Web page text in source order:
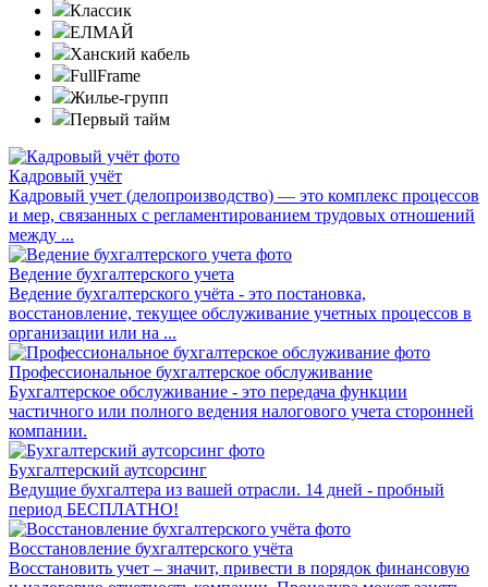
Классик
ЕЛМАЙ
Ханский кабель
FullFrame
Жилье-групп
Первый тайм
Кадровый учёт
Кадровый учет (делопроизводство) — это комплекс процессов
и мер, связанных с регламентированием трудовых отношений
между ...
Ведение бухгалтерского учета
Ведение бухгалтерского учёта - это постановка,
восстановление, текущее обслуживание учетных процессов в
организации или на ...
Профессиональное бухгалтерское обслуживание
Бухгалтерское обслуживание - это передача функции
частичного или полного ведения налогового учета сторонней
компании.
Бухгалтерский аутсорсинг
Ведущие бухгалтера из вашей отрасли. 14 дней - пробный
период БЕСПЛАТНО!
Восстановление бухгалтерского учёта
Восстановить учет – значит, привести в порядок финансовую